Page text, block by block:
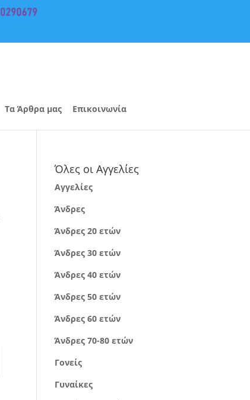
Τα Άρθρα μας Επικοινωνία
Όλες οι Αγγελίες
Αγγελίες
Άνδρες
Άνδρες 20 ετών
Άνδρες 30 ετών
Άνδρες 40 ετών
Άνδρες 50 ετών
Άνδρες 60 ετών
Άνδρες 70-80 ετών
Γονείς
Γυναίκες